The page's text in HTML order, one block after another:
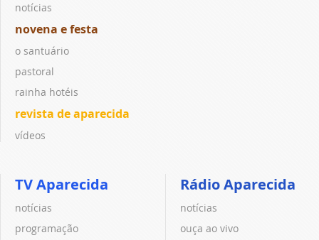
notícias
novena e festa
o santuário
pastoral
rainha hotéis
revista de aparecida
vídeos
TV Aparecida
notícias
programação
Rádio Aparecida
notícias
ouça ao vivo